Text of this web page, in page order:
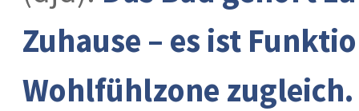
Zuhause – es ist
Wohlfühlzone